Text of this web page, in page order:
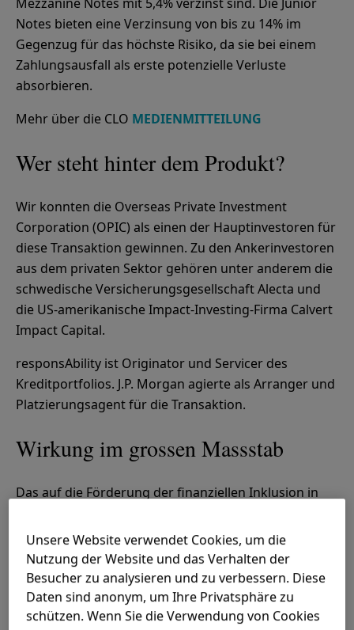
Notes bieten eine Verzinsung von bis zu 14% im
Gegenzug für das höchste Risiko, da sie bei einem
Zahlungsausfall als erste potenzielle Verluste
absorbieren.
Mehr über die CLO MEDIENMITTEILUNG
Wer steht hinter dem Produkt?
Wir konnten die Overseas Private Investment
Corporation (OPIC) als einen der Hauptinvestoren für
diese Transaktion gewinnen. Zu den Ankerinvestoren
aus dem privaten Sektor gehören unter anderem die
schwedische Versicherungsgesellschaft Alecta und
die US-amerikanische Impact-Investing-Firma Calvert
Impact Capital.
responsAbility ist Originator und Servicer des
Kreditportfolios. J.P. Morgan agierte als Arranger und
Platzierungsagent für die Transaktion.
Wirkung im grossen Massstab
Das auf die Förderung der finanziellen Inklusion in
Portfolio wird eine messbare Wirkung generieren:
Die dadurch ermöglichte Weitervergabe von Krediten
über die 26 lokalen Partnerinstitute wird 30’000
kleinen und mittelgrossen Unternehmenskunden
sowie 5,6 Millionen Mikrofinanzkreditnehmern
Unsere Website verwendet Cookies, um die
Nutzung der Website und das Verhalten der
Besucher zu analysieren und zu verbessern. Diese
Daten sind anonym, um Ihre Privatsphäre zu
schützen. Wenn Sie die Verwendung von Cookies